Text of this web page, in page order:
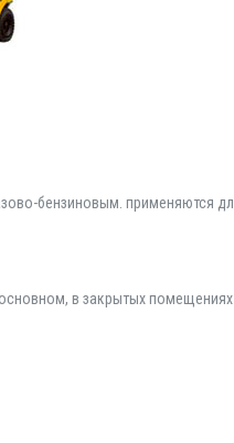
бензиновым. применяются
в закрытых помещениях